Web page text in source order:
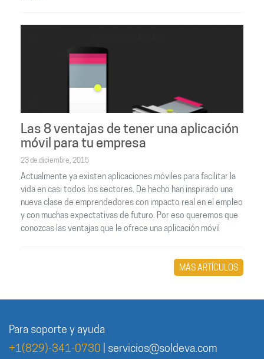
Las 8 ventajas de tener una aplicación
móvil para tu empresa
23 de diciembre, 2015
Actualmente ya existen aplicaciones móviles para facilitar la
vida en casi todos los sectores. De hecho han inspirado una
nueva clase de emprendedores con impacto real en el empleo
y con muchas expectativas de futuro. Por eso queremos que
conozcas las ventajas que le ofrece una aplicación móvil
MÁS ARTÍCULOS
Para soporte y ayuda
+1(829)-341-0730
servicios@soldeva.com